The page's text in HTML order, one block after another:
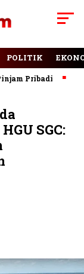
POLITIK
Pribadi Jalan
SGC: